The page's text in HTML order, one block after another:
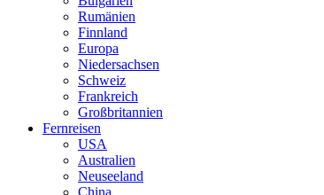
Rumänien
Finnland
Europa
Niedersachsen
Schweiz
Frankreich
Großbritannien
Fernreisen
USA
Australien
Neuseeland
China